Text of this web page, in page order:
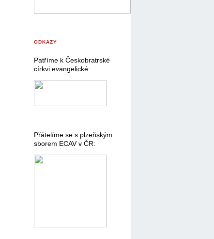
ODKAZY
Patříme k Českobratrské
církvi evangelické:
Přátelíme se s plzeňským
sborem ECAV v ČR: